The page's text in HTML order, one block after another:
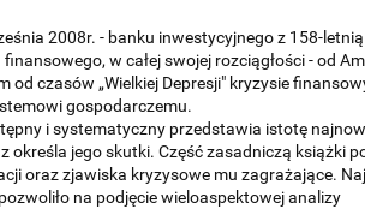
2008r. - banku inwestycyjnego z 158-
w całej swojej rozciągłości - od
od czasów „Wielkiej Depresji" kryzysie
gospodarczemu.
i systematyczny przedstawia istotę
jego skutki. Część zasadniczą książki
oraz zjawiska kryzysowe mu zagrażające.
na podjęcie wieloaspektowej analizy